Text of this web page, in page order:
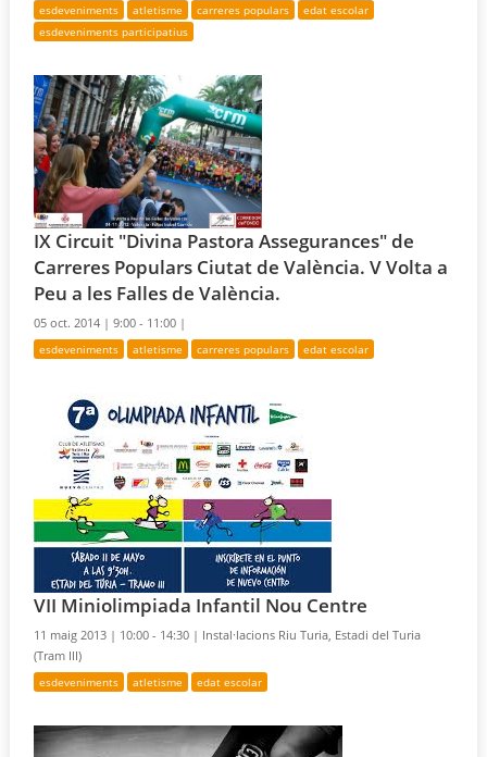
esdeveniments atletisme carreres populars
edat escolar
esdeveniments participatius
IX Circuit "Divina Pastora Assegurances" de
Carreres Populars Ciutat de València. V Volta a
Peu a les Falles de València.
05 oct. 2014 |9:00 - 11:00 |
esdeveniments atletisme carreres populars edat escolar
VII Miniolimpiada Infantil Nou Centre
11 maig 2013 | 10:00 - 14:30 | Instal·lacions Riu Turia, Estadi del Turia
(Tram III)
esdeveniments atletisme edat escolar